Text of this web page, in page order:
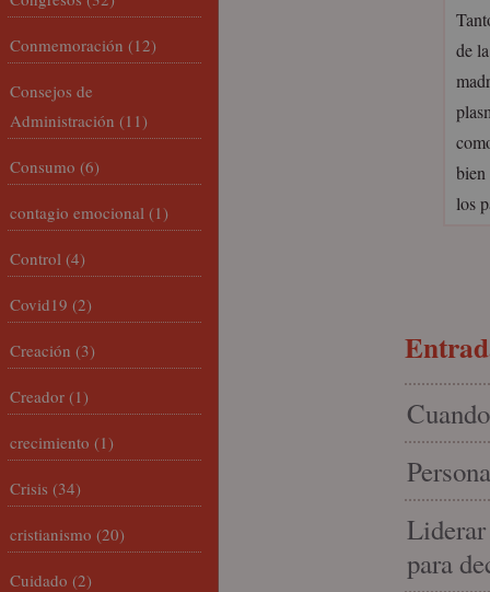
de
bien
los
para
Conmemoración (12)
Consejos de
Administración (11)
Consumo (6)
contagio emocional (1)
Control (4)
Covid19 (2)
Creación (3)
Creador (1)
crecimiento (1)
Crisis (34)
cristianismo (20)
Cuidado (2)